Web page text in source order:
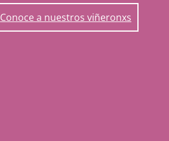
Conoce a nuestros viñeronxs